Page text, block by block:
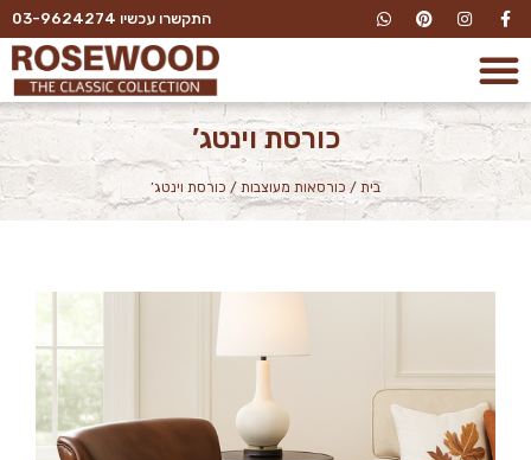
התקשרו עכשיו 03-9624274
כורסת וינטג’
בית / כורסאות מעוצבות / כורסת וינטג’